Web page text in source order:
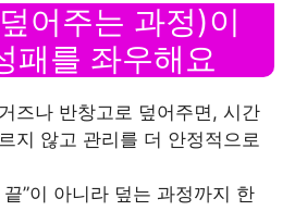
어주는 과정)이
패를 좌우해요
즈나 반창고로 덮어주면, 시간
지 않고 관리를 더 안정적으로
”이 아니라 덮는 과정까지 한